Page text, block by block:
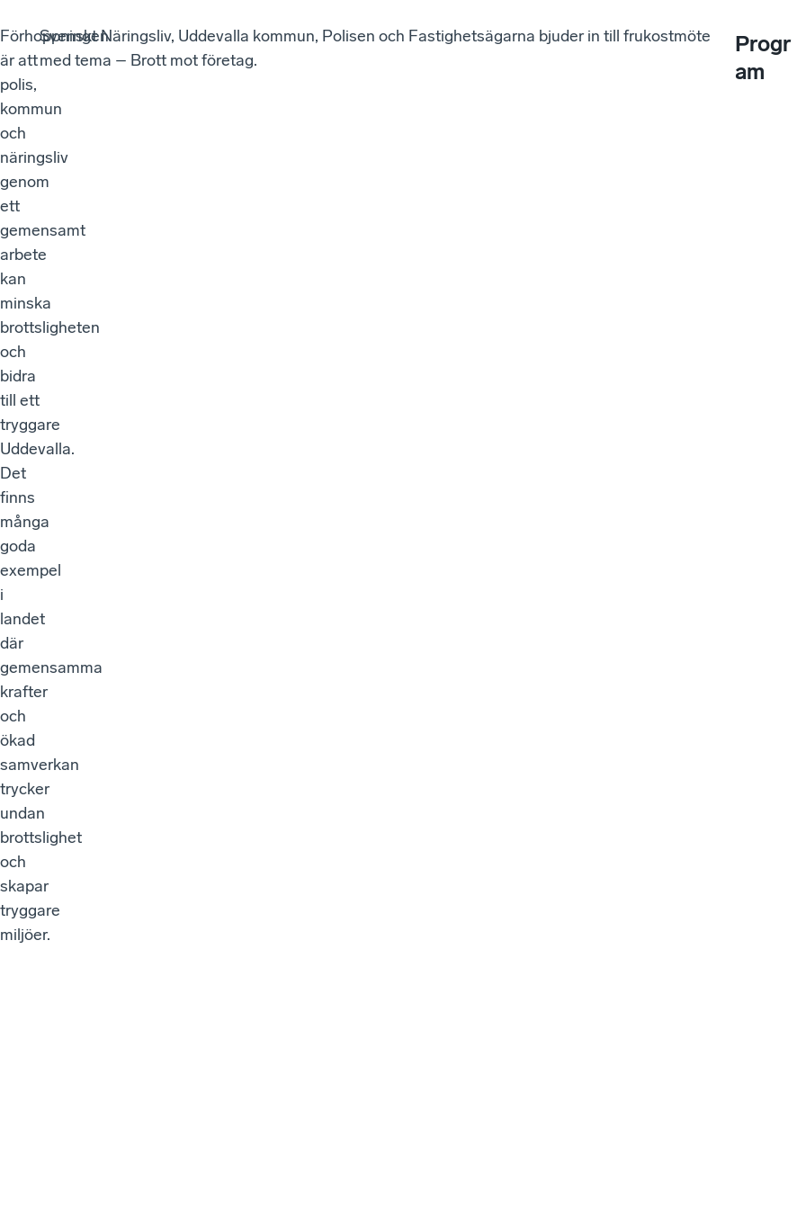
Förhoppningen
är att
polis,
kommun
och
näringsliv
genom
ett
gemensamt
arbete
kan
minska
brottsligheten
och
bidra
till ett
tryggare
Uddevalla.
Det
finns
många
goda
exempel
i
landet
där
gemensamma
krafter
och
ökad
samverkan
trycker
undan
brottslighet
och
skapar
tryggare
miljöer.
Svenskt Näringsliv, Uddevalla kommun, Polisen och Fastighetsägarna bjuder in till frukostmöte
med tema – Brott mot företag.
Progr
am